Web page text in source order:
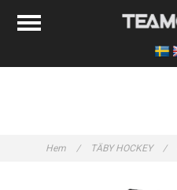
Hem / TÄBY HOCKEY /